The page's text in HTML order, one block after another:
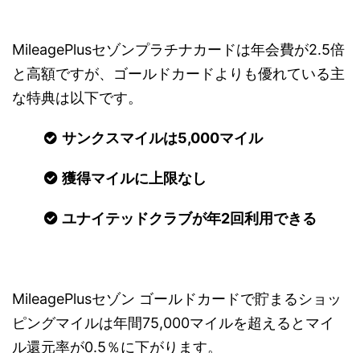
MileagePlusセゾンプラチナカードは年会費が2.5倍
と高額ですが、ゴールドカードよりも優れている主
な特典は以下です。
サンクスマイルは5,000マイル
獲得マイルに上限なし
ユナイテッドクラブが年2回利用できる
MileagePlusセゾン ゴールドカードで貯まるショッ
ピングマイルは年間75,000マイルを超えるとマイ
ル還元率が0.5％に下がります。